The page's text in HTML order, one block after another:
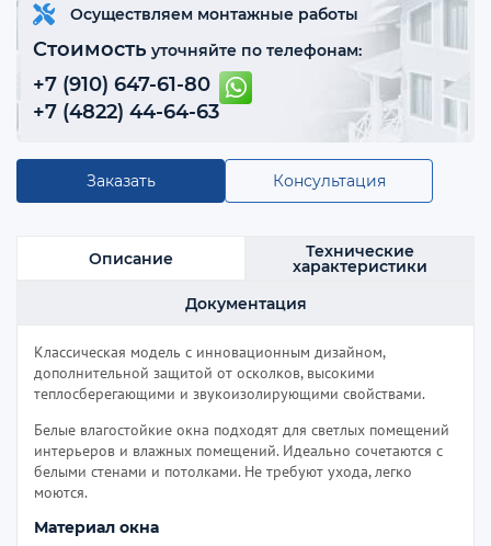
Осуществляем монтажные работы
Стоимость уточняйте по телефонам:
+7 (910) 647-61-80
+7 (4822) 44-64-63
Заказать Консультация
Описание Технические
характеристики
Документация
Классическая модель с инновационным дизайном,
дополнительной защитой от осколков, высокими
теплосберегающими и звукоизолирующими свойствами.
Белые влагостойкие окна подходят для светлых помещений
интерьеров и влажных помещений. Идеально сочетаются с
белыми стенами и потолками. Не требуют ухода, легко
моются.
Материал окна